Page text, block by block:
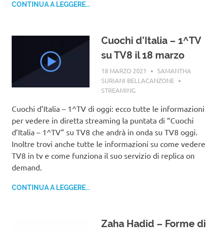
CONTINUA A LEGGERE...
Cuochi d’Italia – 1^TV
su TV8 il 18 marzo
18 MARZO 2021
SAMANTHA
SURIANI BELLACANZONE
STREAMING
Cuochi d’Italia – 1^TV di oggi: ecco tutte le informazioni
per vedere in diretta streaming la puntata di “Cuochi
d’Italia – 1^TV” su TV8 che andrà in onda su TV8 oggi.
Inoltre trovi anche tutte le informazioni su come vedere
TV8 in tv e come funziona il suo servizio di replica on
demand.
CONTINUA A LEGGERE...
Zaha Hadid – Forme di